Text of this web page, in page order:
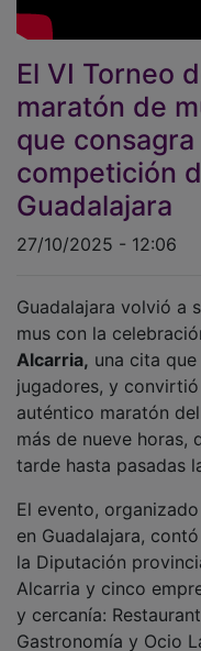
El VI Torneo
maratón de
que
competición
Guadalajara
27/10/2025 - 12:06
mus con la
Alcarria, una cita
jugadores, y convirtió
auténtico maratón
más de nueve horas,
tarde hasta pasadas
El evento,
en Guadalajara,
la Diputación
Alcarria y cinco
y cercanía:
Gastronomía y Ocio
Conchi Food Truck y